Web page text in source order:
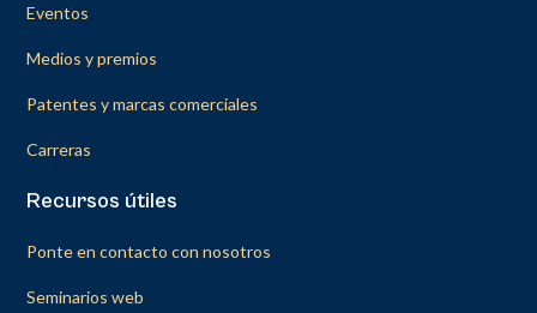
Eventos
Medios y premios
Patentes y marcas comerciales
Carreras
Recursos útiles
Ponte en contacto con nosotros
Seminarios web